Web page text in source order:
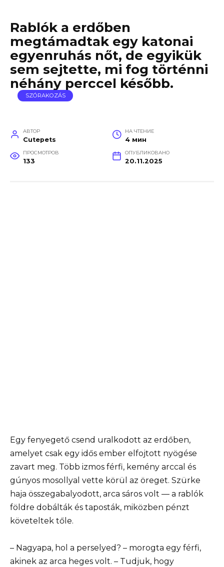
Rablók a erdőben
megtámadtak egy katonai
egyenruhás nőt, de egyikük
sem sejtette, mi fog történni
néhány perccel később.
SZÓRAKOZÁS
АВТОР
Cutepets
НА ЧТЕНИЕ
4 мин
ПРОСМОТРОВ
133
ОПУБЛИКОВАНО
20.11.2025
Egy fenyegető csend uralkodott az erdőben,
amelyet csak egy idős ember elfojtott nyögése
zavart meg. Több izmos férfi, kemény arccal és
gúnyos mosollyal vette körül az öreget. Szürke
haja összegabalyodott, arca sáros volt — a rablók
földre dobálták és taposták, miközben pénzt
követeltek tőle.
– Nagyapa, hol a perselyed? – morogta egy férfi,
akinek az arca heges volt. – Tudjuk, hogy